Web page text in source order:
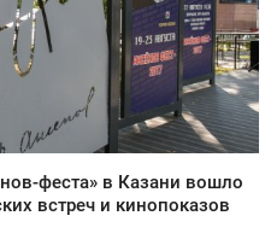
феста» в Казани вошло
встреч и кинопоказов